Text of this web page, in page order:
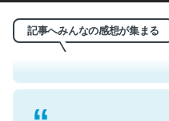
記事へみんなの感想が集まる
─今のこの状況が信じられるか